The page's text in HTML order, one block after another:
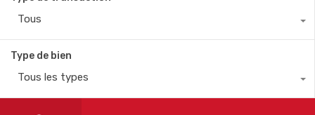
Tous
Type de bien
Tous les types